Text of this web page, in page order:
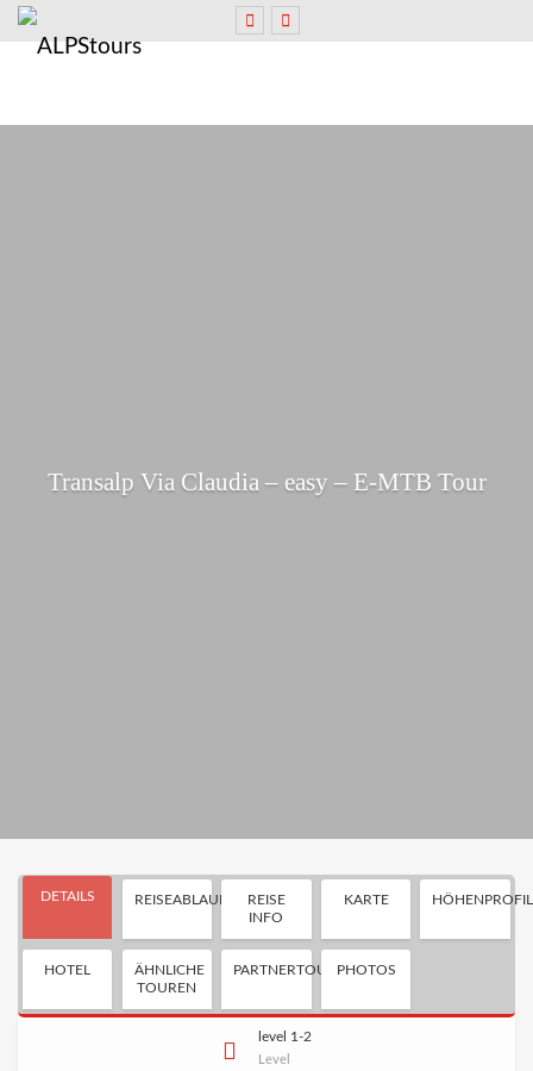
Transalp Via Claudia – easy – E-MTB Tour
DETAILS REISEABLAUF
REISE
INFO
KARTE HÖHENPROFIL
HOTEL
ÄHNLICHE
TOUREN
PARTNERTOUR PHOTOS
level 1-2
Level